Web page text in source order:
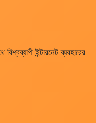
ইন্টারনেট ব্যবহারের